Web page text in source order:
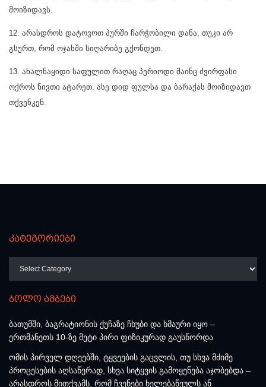
მოიზიდავს.
12. არასდროს დატოვოთ პურში ჩარჭობილი დანა, თუკი არ
გსურთ, რომ ოჯახში სიღარიბე გქონდეთ.
13. ახალნაყიდი საფულით რაღაც პერიოდი მაინც ძვირფასი
ოქროს ნივთი ატარეთ. ასე დიდ ფულსა და ბარაქას მოიზიდავთ
თქვენკენ.
კატეგორიები
ბოლო ამბები
ბათუმში, ბაგრატიონის ქუჩაზე ჩხუბი და ხმაური იყო –
ერთმანეთს 10-ზე მეტი პირი ფიზიკურად გაუსწორდა
ომის პირველ დღეებში, ტყვეების გაცვლის, თუ სხვა მძიმე
პროცესების აღსაწერად, სხვა სიტყვის გამოყენება აჯობებდა –
არასდროს მითქვამს, რომ ჩვენები ხელებაწეულს ან